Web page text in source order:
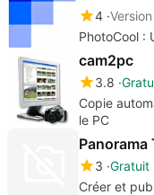
4 Version
PhotoCool :
cam2pc
3.8
Copie
le PC
Panorama
3 Gratuit
Créer et